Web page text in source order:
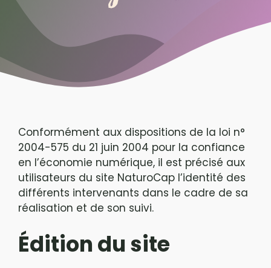
Conformément aux dispositions de la loi n°
2004-575 du 21 juin 2004 pour la confiance
en l’économie numérique, il est précisé aux
utilisateurs du site NaturoCap l’identité des
différents intervenants dans le cadre de sa
réalisation et de son suivi.
Édition du site